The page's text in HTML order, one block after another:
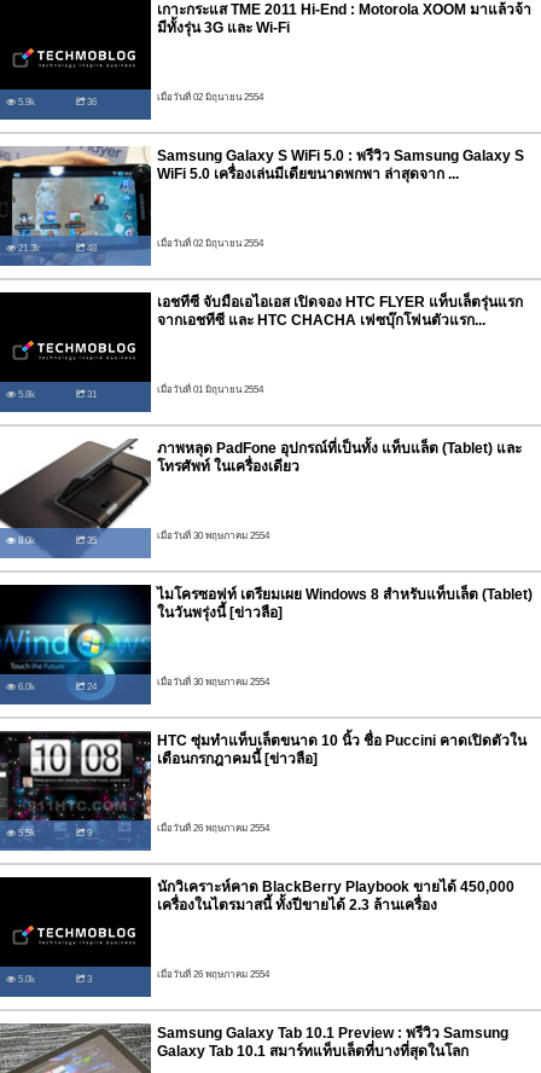
5.9k 36
เกาะกระแส TME 2011 Hi-End : Motorola XOOM มาแล้วจ้า
มีทั้งรุ่น 3G และ Wi-Fi
เมื่อวันที่ 02 มิถุนายน 2554
21.3k 48
Samsung Galaxy S WiFi 5.0 : พรีวิว Samsung Galaxy S
WiFi 5.0 เครื่องเล่นมีเดียขนาดพกพา ล่าสุดจาก ...
เมื่อวันที่ 02 มิถุนายน 2554
5.8k 31
เอชทีซี จับมือเอไอเอส เปิดจอง HTC FLYER แท็บเล็ตรุ่นแรก
จากเอชทีซี และ HTC CHACHA เฟซบุ๊กโฟนตัวแรก...
เมื่อวันที่ 01 มิถุนายน 2554
8.0k 35
ภาพหลุด PadFone อุปกรณ์ที่เป็นทั้ง แท็บแล็ต (Tablet) และ
โทรศัพท์ ในเครื่องเดียว
เมื่อวันที่ 30 พฤษภาคม 2554
6.0k 24
ไมโครซอฟท์ เตรียมเผย Windows 8 สำหรับแท็บเล็ต (Tablet)
ในวันพรุ่งนี้ [ข่าวลือ]
เมื่อวันที่ 30 พฤษภาคม 2554
5.5k 9
HTC ซุ่มทำแท็บเล็ตขนาด 10 นิ้ว ชื่อ Puccini คาดเปิดตัวใน
เดือนกรกฎาคมนี้ [ข่าวลือ]
เมื่อวันที่ 26 พฤษภาคม 2554
5.0k 3
นักวิเคราะห์คาด BlackBerry Playbook ขายได้ 450,000
เครื่องในไตรมาสนี้ ทั้งปีขายได้ 2.3 ล้านเครื่อง
เมื่อวันที่ 26 พฤษภาคม 2554
Samsung Galaxy Tab 10.1 Preview : พรีวิว Samsung
Galaxy Tab 10.1 สมาร์ทแท็บเล็ตที่บางที่สุดในโลก